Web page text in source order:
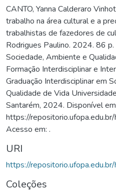
CANTO, Yanna Calderaro
trabalho na área cultural e a
trabalhistas de fazedores de
Rodrigues Paulino. 2024. 86
Sociedade, Ambiente e
Formação Interdisciplinar e
Graduação Interdisciplinar em
Qualidade de Vida
Santarém, 2024. Disponível
https://
Acesso em: .
URI
https://
Coleções